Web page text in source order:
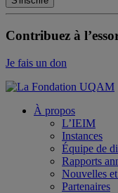
Contribuez à
Je fais un don
À propos
L’IEIM
Instances
Équipe de
Rapports
Nouvelles
Partenaires